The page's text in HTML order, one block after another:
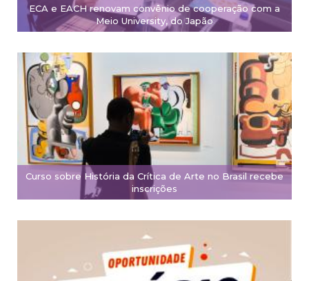
ECA e EACH renovam convênio de cooperação com a
Meio University, do Japão
Curso sobre História da Crítica de Arte no Brasil recebe
inscrições